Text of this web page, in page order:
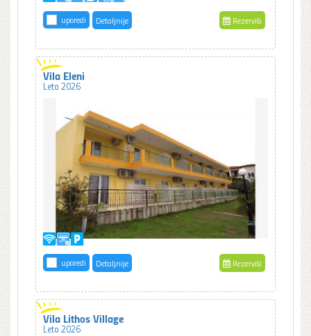
uporedi Detaljnije Rezerviši
Vila Eleni
Leto 2026
uporedi Detaljnije Rezerviši
Vila Lithos Village
Leto 2026